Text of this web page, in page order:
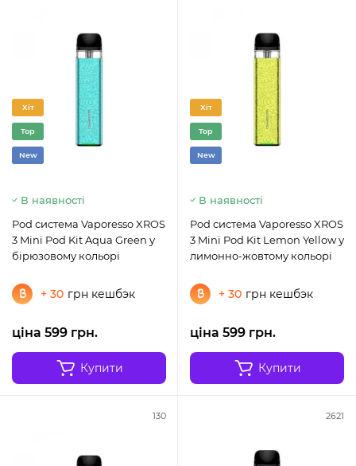
Хіт
Top
New
В наявності
Pod система Vaporesso XROS
3 Mini Pod Kit Aqua Green у
бірюзовому кольорі
+ 30 грн кешбэк
ціна 599 грн.
Купити
Хіт
Top
New
В наявності
Pod система Vaporesso XROS
3 Mini Pod Kit Lemon Yellow у
лимонно-жовтому кольорі
+ 30 грн кешбэк
ціна 599 грн.
Купити
130 2621